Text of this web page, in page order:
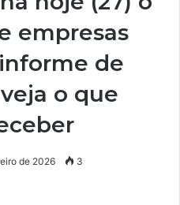
empresas
de
o que
de 2026 3